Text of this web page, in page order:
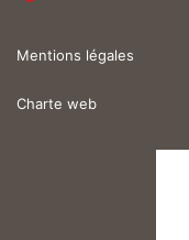
Mentions légales
Charte web